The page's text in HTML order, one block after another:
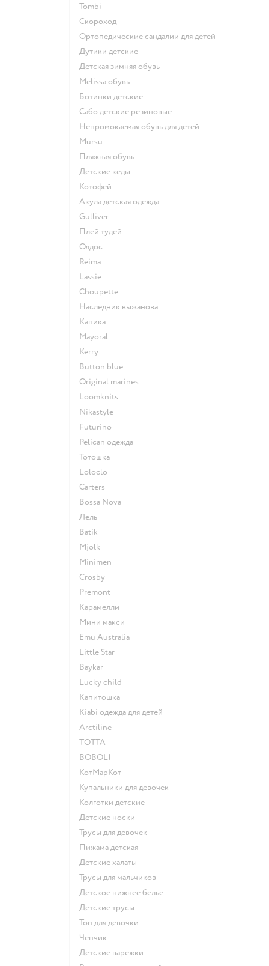
Tombi
Скороход
Ортопедические сандалии для детей
Дутики детские
Детская зимняя обувь
Melissa обувь
Ботинки детские
Сабо детские резиновые
Непромокаемая обувь для детей
Mursu
Пляжная обувь
Детские кеды
Котофей
Акула детская одежда
Gulliver
Плей тудей
Олдос
Reima
Lassie
Choupette
Наследник выжанова
Капика
Mayoral
Kerry
Button blue
Original marines
Loomknits
Nikastyle
Futurino
Pelican одежда
Тотошка
Loloclo
Сarters
Bossa Nova
Лель
Batik
Mjolk
Minimen
Crosby
Premont
Карамелли
Мини макси
Emu Australia
Little Star
Baykar
Lucky child
Капитошка
Kiabi одежда для детей
Arctiline
ТОТТА
BOBOLI
КотМарКот
Купальники для девочек
Колготки детские
Детские носки
Трусы для девочек
Пижама детская
Детские халаты
Трусы для мальчиков
Детское нижнее белье
Детские трусы
Топ для девочки
Чепчик
Детские варежки